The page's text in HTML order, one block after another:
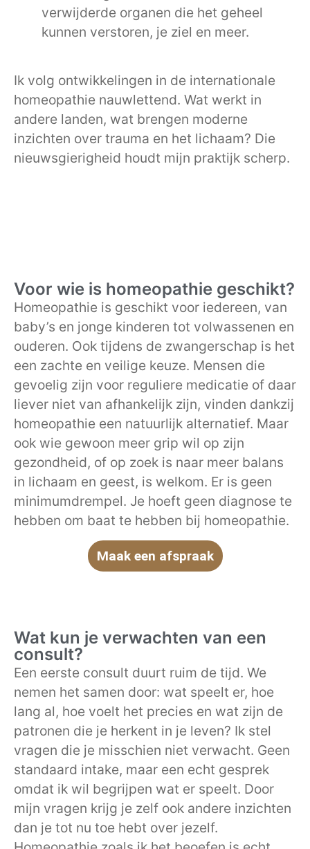
verwijderde organen die het geheel
kunnen verstoren, je ziel en meer.
Ik volg ontwikkelingen in de internationale
homeopathie nauwlettend. Wat werkt in
andere landen, wat brengen moderne
inzichten over trauma en het lichaam? Die
nieuwsgierigheid houdt mijn praktijk scherp.
Voor wie is homeopathie geschikt?
Homeopathie is geschikt voor iedereen, van
baby’s en jonge kinderen tot volwassenen en
ouderen. Ook tijdens de zwangerschap is het
een zachte en veilige keuze. Mensen die
gevoelig zijn voor reguliere medicatie of daar
liever niet van afhankelijk zijn, vinden dankzij
homeopathie een natuurlijk alternatief. Maar
ook wie gewoon meer grip wil op zijn
gezondheid, of op zoek is naar meer balans
in lichaam en geest, is welkom. Er is geen
minimumdrempel. Je hoeft geen diagnose te
hebben om baat te hebben bij homeopathie.
Maak een afspraak
Wat kun je verwachten van een
consult?
Een eerste consult duurt ruim de tijd. We
nemen het samen door: wat speelt er, hoe
lang al, hoe voelt het precies en wat zijn de
patronen die je herkent in je leven? Ik stel
vragen die je misschien niet verwacht. Geen
standaard intake, maar een echt gesprek
omdat ik wil begrijpen wat er speelt. Door
mijn vragen krijg je zelf ook andere inzichten
dan je tot nu toe hebt over jezelf.